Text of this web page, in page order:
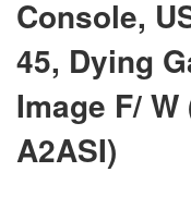
Console,
45, Dying
Image F/ W
A2ASI)